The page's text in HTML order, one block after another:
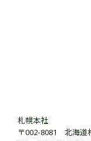
札幌本社
〒002-8081 北海道